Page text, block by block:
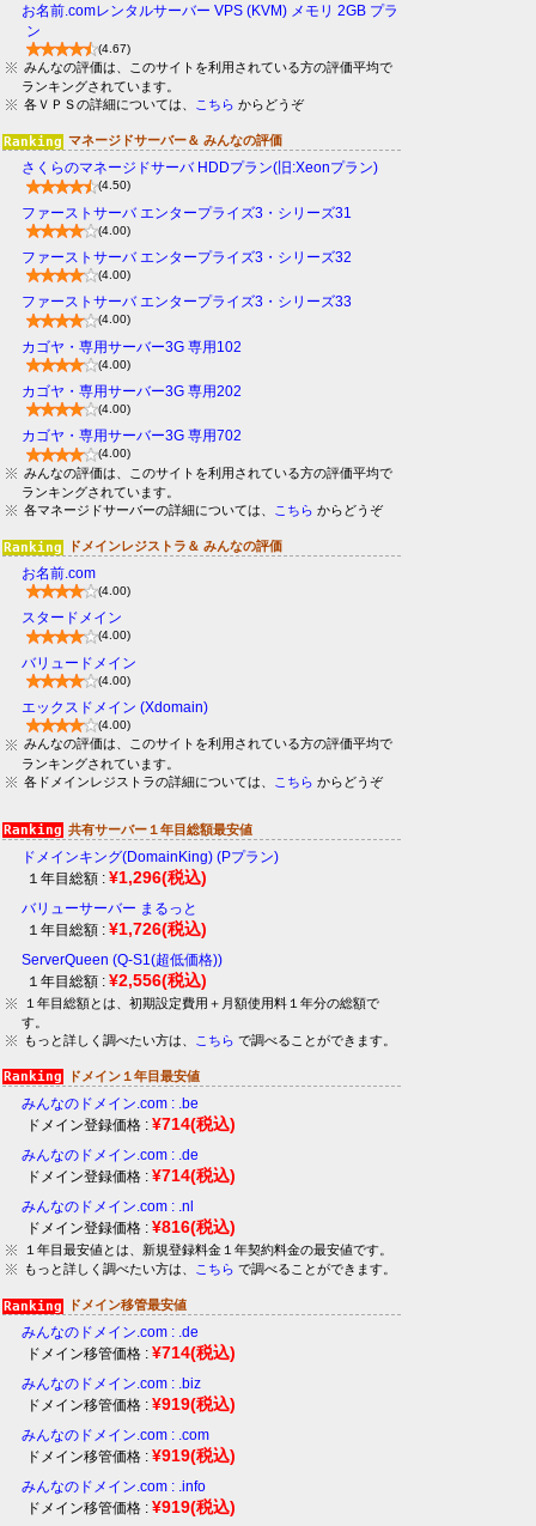
お名前.comレンタルサーバー VPS (KVM) メモリ 2GB プラ
ン
(4.67)
みんなの評価は、このサイトを利用されている方の評価平均で
ランキングされています。
各ＶＰＳの詳細については、
こちら からどうぞ
マネージドサーバー＆ みんなの評価
さくらのマネージドサーバ HDDプラン(旧:Xeonプラン)
(4.50)
ファーストサーバ エンタープライズ3・シリーズ31
(4.00)
ファーストサーバ エンタープライズ3・シリーズ32
(4.00)
ファーストサーバ エンタープライズ3・シリーズ33
(4.00)
カゴヤ・専用サーバー3G 専用102
(4.00)
カゴヤ・専用サーバー3G 専用202
(4.00)
カゴヤ・専用サーバー3G 専用702
(4.00)
みんなの評価は、このサイトを利用されている方の評価平均で
ランキングされています。
各マネージドサーバーの詳細については、
こちら からどうぞ
ドメインレジストラ＆ みんなの評価
お名前.com
(4.00)
スタードメイン
(4.00)
バリュードメイン
(4.00)
エックスドメイン (Xdomain)
(4.00)
みんなの評価は、このサイトを利用されている方の評価平均で
ランキングされています。
各ドメインレジストラの詳細については、
こちら からどうぞ
共有サーバー１年目総額最安値
ドメインキング(DomainKing) (Pプラン)
１年目総額 : ¥1,296(税込)
バリューサーバー まるっと
１年目総額 : ¥1,726(税込)
ServerQueen (Q-S1(超低価格))
１年目総額 : ¥2,556(税込)
１年目総額とは、初期設定費用＋月額使用料１年分の総額で
す。
もっと詳しく調べたい方は、
こちら で調べることができます。
ドメイン１年目最安値
みんなのドメイン.com : .be
ドメイン登録価格 : ¥714(税込)
みんなのドメイン.com : .de
ドメイン登録価格 : ¥714(税込)
みんなのドメイン.com : .nl
ドメイン登録価格 : ¥816(税込)
１年目最安値とは、新規登録料金１年契約料金の最安値です。
もっと詳しく調べたい方は、
こちら で調べることができます。
ドメイン移管最安値
みんなのドメイン.com : .de
ドメイン移管価格 : ¥714(税込)
みんなのドメイン.com : .biz
ドメイン移管価格 : ¥919(税込)
みんなのドメイン.com : .com
ドメイン移管価格 : ¥919(税込)
みんなのドメイン.com : .info
ドメイン移管価格 : ¥919(税込)